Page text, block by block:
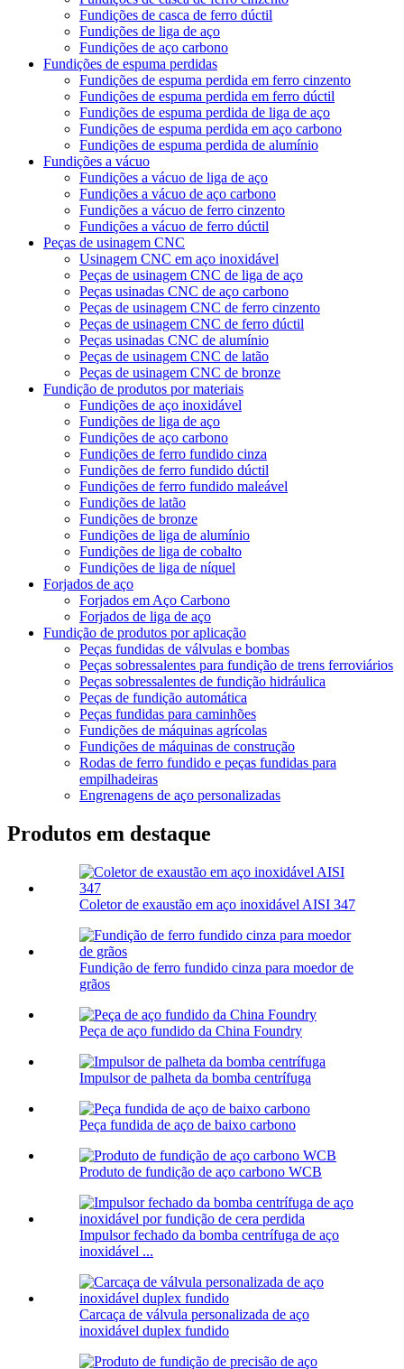
Fundições de casca de ferro dúctil
Fundições de liga de aço
Fundições de aço carbono
Fundições de espuma perdidas
Fundições de espuma perdida em ferro cinzento
Fundições de espuma perdida em ferro dúctil
Fundições de espuma perdida de liga de aço
Fundições de espuma perdida em aço carbono
Fundições de espuma perdida de alumínio
Fundições a vácuo
Fundições a vácuo de liga de aço
Fundições a vácuo de aço carbono
Fundições a vácuo de ferro cinzento
Fundições a vácuo de ferro dúctil
Peças de usinagem CNC
Usinagem CNC em aço inoxidável
Peças de usinagem CNC de liga de aço
Peças usinadas CNC de aço carbono
Peças de usinagem CNC de ferro cinzento
Peças de usinagem CNC de ferro dúctil
Peças usinadas CNC de alumínio
Peças de usinagem CNC de latão
Peças de usinagem CNC de bronze
Fundição de produtos por materiais
Fundições de aço inoxidável
Fundições de liga de aço
Fundições de aço carbono
Fundições de ferro fundido cinza
Fundições de ferro fundido dúctil
Fundições de ferro fundido maleável
Fundições de latão
Fundições de bronze
Fundições de liga de alumínio
Fundições de liga de cobalto
Fundições de liga de níquel
Forjados de aço
Forjados em Aço Carbono
Forjados de liga de aço
Fundição de produtos por aplicação
Peças fundidas de válvulas e bombas
Peças sobressalentes para fundição de trens ferroviários
Peças sobressalentes de fundição hidráulica
Peças de fundição automática
Peças fundidas para caminhões
Fundições de máquinas agrícolas
Fundições de máquinas de construção
Rodas de ferro fundido e peças fundidas para
empilhadeiras
Engrenagens de aço personalizadas
Produtos em destaque
Coletor de exaustão em aço inoxidável AISI 347
Fundição de ferro fundido cinza para moedor de
grãos
Peça de aço fundido da China Foundry
Impulsor de palheta da bomba centrífuga
Peça fundida de aço de baixo carbono
Produto de fundição de aço carbono WCB
Impulsor fechado da bomba centrífuga de aço
inoxidável ...
Carcaça de válvula personalizada de aço
inoxidável duplex fundido